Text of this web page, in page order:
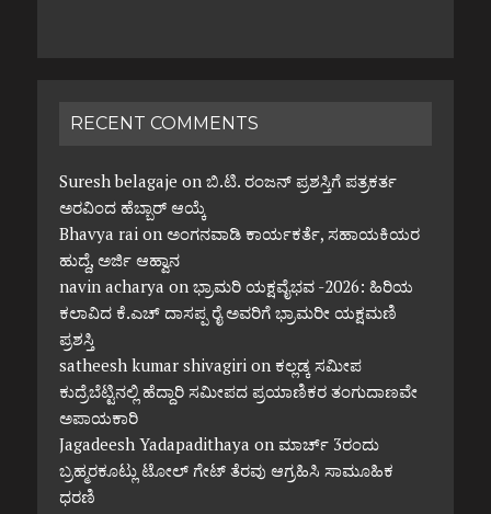
RECENT COMMENTS
Suresh belagaje on ಬಿ.ಟಿ. ರಂಜನ್ ಪ್ರಶಸ್ತಿಗೆ ಪತ್ರಕರ್ತ
ಅರವಿಂದ ಹೆಬ್ಬಾರ್ ಆಯ್ಕೆ
Bhavya raion ಅಂಗನವಾಡಿ ಕಾರ್ಯಕರ್ತೆ, ಸಹಾಯಕಿಯರ
ಹುದ್ದೆ, ಅರ್ಜಿ ಆಹ್ವಾನ
navin acharya on ಭ್ರಾಮರಿ ಯಕ್ಷವೈಭವ -2026: ಹಿರಿಯ
ಕಲಾವಿದ ಕೆ.ಎಚ್ ದಾಸಪ್ಪ ರೈ ಅವರಿಗೆ ಭ್ರಾಮರೀ ಯಕ್ಷಮಣಿ
ಪ್ರಶಸ್ತಿ
satheesh kumar shivagirion ಕಲ್ಲಡ್ಕ ಸಮೀಪ
ಕುದ್ರೆಬೆಟ್ಟಿನಲ್ಲಿ ಹೆದ್ದಾರಿ ಸಮೀಪದ ಪ್ರಯಾಣಿಕರ ತಂಗುದಾಣವೇ
ಅಪಾಯಕಾರಿ
Jagadeesh Yadapadithaya on ಮಾರ್ಚ್ 3ರಂದು
ಬ್ರಹ್ಮರಕೂಟ್ಲು ಟೋಲ್ ಗೇಟ್ ತೆರವು ಆಗ್ರಹಿಸಿ ಸಾಮೂಹಿಕ
ಧರಣಿ